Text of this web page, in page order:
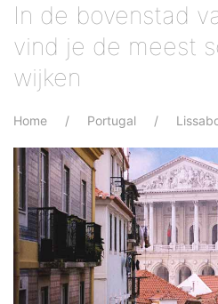
In de bovenstad
vind je de meest
wijken
Home Portugal